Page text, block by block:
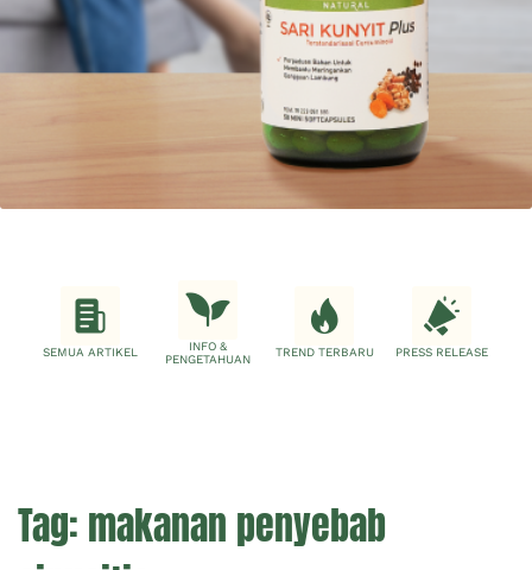
SEMUA ARTIKEL
INFO &
PENGETAHUAN
TREND TERBARU PRESS RELEASE
Tag: makanan penyebab